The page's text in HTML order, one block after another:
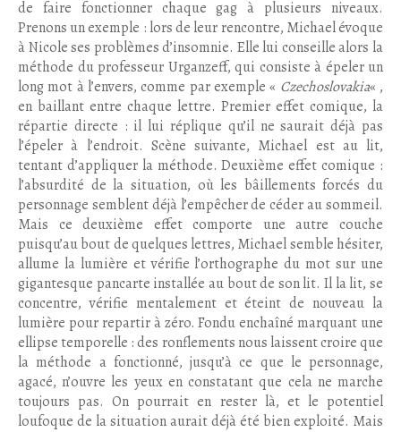
de faire fonctionner chaque gag à plusieurs niveaux.
Prenons un exemple : lors de leur rencontre, Michael évoque
à Nicole ses problèmes d’insomnie. Elle lui conseille alors la
méthode du professeur Urganzeff, qui consiste à épeler un
long mot à l’envers, comme par exemple « Czechoslovakia« ,
en baillant entre chaque lettre. Premier effet comique, la
répartie directe : il lui réplique qu’il ne saurait déjà pas
l’épeler à l’endroit. Scène suivante, Michael est au lit,
tentant d’appliquer la méthode. Deuxième effet comique :
l’absurdité de la situation, où les bâillements forcés du
personnage semblent déjà l’empêcher de céder au sommeil.
Mais ce deuxième effet comporte une autre couche
puisqu’au bout de quelques lettres, Michael semble hésiter,
allume la lumière et vérifie l’orthographe du mot sur une
gigantesque pancarte installée au bout de son lit. Il la lit, se
concentre, vérifie mentalement et éteint de nouveau la
lumière pour repartir à zéro. Fondu enchaîné marquant une
ellipse temporelle : des ronflements nous laissent croire que
la méthode a fonctionné, jusqu’à ce que le personnage,
agacé, n’ouvre les yeux en constatant que cela ne marche
toujours pas. On pourrait en rester là, et le potentiel
loufoque de la situation aurait déjà été bien exploité. Mais